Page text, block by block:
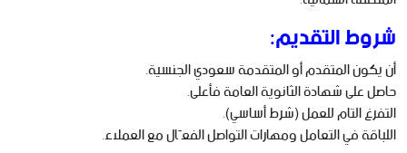
شروط التقديم:
أن يكون المتقدم أو المتقدمة سعودي الجنسية.
حاصل على شهادة الثانوية العامة فأعلى.
التفرغ التام للعمل (شرط أساسي).
اللباقة في التعامل ومهارات التواصل الفعّال مع العملاء.